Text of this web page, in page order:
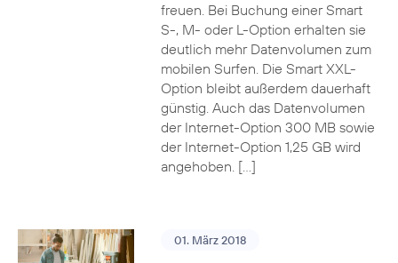
freuen. Bei Buchung einer Smart
S-, M- oder L-Option erhalten sie
deutlich mehr Datenvolumen zum
mobilen Surfen. Die Smart XXL-
Option bleibt außerdem dauerhaft
günstig. Auch das Datenvolumen
der Internet-Option 300 MB sowie
der Internet-Option 1,25 GB wird
angehoben. […]
01. März 2018